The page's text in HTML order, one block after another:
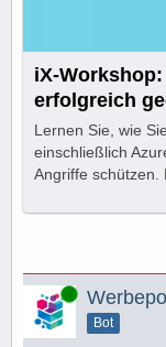
iX-
erfolgreich
Lernen Sie, wie
einschließlich
Angriffe schützen.
Online
Bot